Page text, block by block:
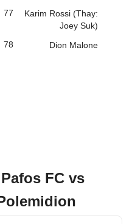
Karim Rossi (Thay:
Joey Suk)
77
Dion Malone
78
FC vs